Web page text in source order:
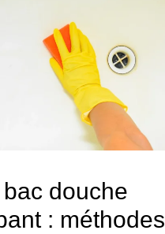
douche
: méthodes